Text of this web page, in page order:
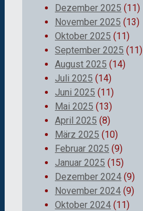
Dezember 2025 (11)
November 2025 (13)
Oktober 2025 (11)
September 2025 (11)
August 2025 (14)
Juli 2025 (14)
Juni 2025 (11)
Mai 2025 (13)
April 2025 (8)
März 2025 (10)
Februar 2025 (9)
Januar 2025 (15)
Dezember 2024 (9)
November 2024 (9)
Oktober 2024 (11)